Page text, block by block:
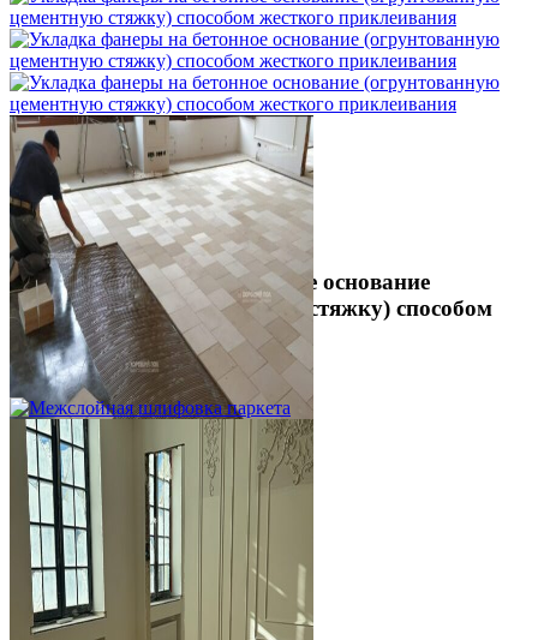
Укладка фанеры на бетонное основание
(огрунтованную цементную стяжку) способом
жесткого приклеивания
750 ₽